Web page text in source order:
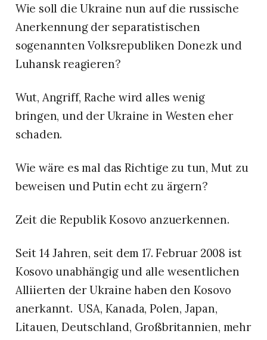
Wie soll die Ukraine nun auf die russische
Anerkennung der separatistischen
sogenannten Volksrepubliken Donezk und
Luhansk reagieren?
Wut, Angriff, Rache wird alles wenig
bringen, und der Ukraine in Westen eher
schaden.
Wie wäre es mal das Richtige zu tun, Mut zu
beweisen und Putin echt zu ärgern?
Zeit die Republik Kosovo anzuerkennen.
Seit 14 Jahren, seit dem 17. Februar 2008 ist
Kosovo unabhängig und alle wesentlichen
Alliierten der Ukraine haben den Kosovo
anerkannt. USA, Kanada, Polen, Japan,
Litauen, Deutschland, Großbritannien, mehr